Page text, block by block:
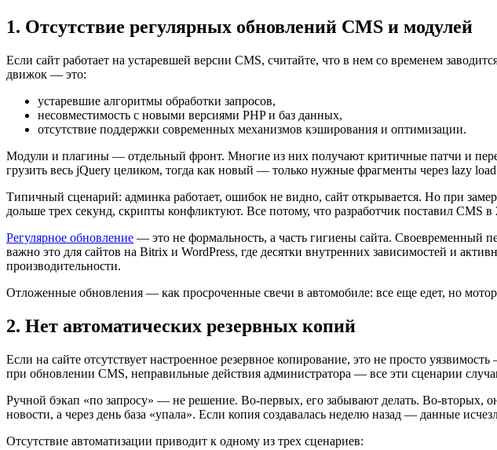
1. Отсутствие регулярных обновлений CMS и модулей
Если сайт работает на устаревшей версии CMS, считайте, что в нем со временем
движок — это:
устаревшие алгоритмы обработки запросов,
несовместимость с новыми версиями PHP и баз данных,
отсутствие поддержки современных механизмов кэширования и оптимизации.
Модули и плагины — отдельный фронт. Многие из них получают критичные патчи и
грузить весь jQuery целиком, тогда как новый — только нужные фрагменты через lazy
Типичный сценарий: админка работает, ошибок не видно, сайт открывается. Но при
дольше трех секунд, скрипты конфликтуют. Все потому, что разработчик поставил CMS в
Регулярное обновление — это не формальность, а часть гигиены сайта. Своевременный
важно это для сайтов на Bitrix и WordPress, где десятки внутренних зависимостей и
производительности.
Отложенные обновления — как просроченные свечи в автомобиле: все еще едет, но мотор
2. Нет автоматических резервных копий
Если на сайте отсутствует настроенное резервное копирование, это не просто
при обновлении CMS, неправильные действия администратора — все эти сценарии
Ручной бэкап «по запросу» — не решение. Во-первых, его забывают делать. Во-вторых,
новости, а через день база «упала». Если копия создавалась неделю назад — данные
Отсутствие автоматизации приводит к одному из трех сценариев: